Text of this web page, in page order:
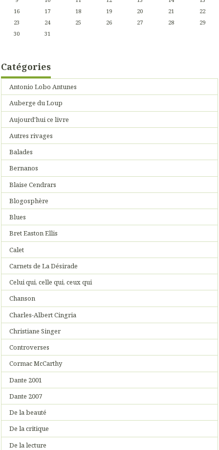
16
17 18 19 20 21
22
23
24 25 26 27 28
29
30
31
Catégories
Antonio Lobo Antunes
Auberge du Loup
Aujourd'hui ce livre
Autres rivages
Balades
Bernanos
Blaise Cendrars
Blogosphère
Blues
Bret Easton Ellis
Calet
Carnets de La Désirade
Celui qui, celle qui, ceux qui
Chanson
Charles-Albert Cingria
Christiane Singer
Controverses
Cormac McCarthy
Dante 2001
Dante 2007
De la beauté
De la critique
De la lecture